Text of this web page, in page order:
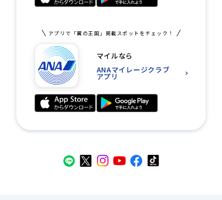
アプリで「翼の王国」掲載スポットをチェック！
マイルなら
ANAマイレージクラブ
アプリ